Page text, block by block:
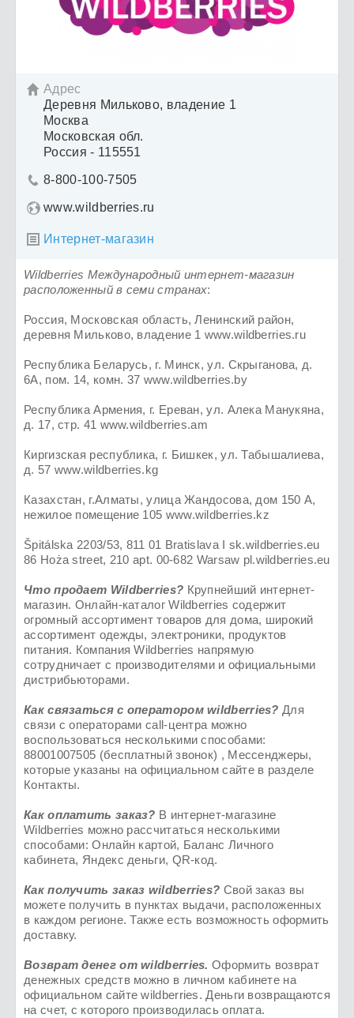
 Адрес
Деревня Мильково, владение 1
Москва
Московская обл.
Россия - 115551
 8-800-100-7505
www.wildberries.ru
 Интернет-магазин
Wildberries Международный интернет-магазин
расположенный в семи странах:
Россия, Московская область, Ленинский район,
деревня Мильково, владение 1 www.wildberries.ru
Республика Беларусь, г. Минск, ул. Скрыганова, д.
6А, пом. 14, комн. 37 www.wildberries.by
Республика Армения, г. Ереван, ул. Алека Манукяна,
д. 17, стр. 41 www.wildberries.am
Киргизская республика, г. Бишкек, ул. Табышалиева,
д. 57 www.wildberries.kg
Казахстан, г.Алматы, улица Жандосова, дом 150 А,
нежилое помещение 105 www.wildberries.kz
Špitálska 2203/53, 811 01 Bratislava I sk.wildberries.eu
86 Hoża street, 210 apt. 00-682 Warsaw pl.wildberries.eu
Что продает Wildberries? Крупнейший интернет-
магазин. Онлайн-каталог Wildberries содержит
огромный ассортимент товаров для дома, широкий
ассортимент одежды, электроники, продуктов
питания. Компания Wildberries напрямую
сотрудничает с производителями и официальными
дистрибьюторами.
Как связаться с оператором wildberries? Для
связи с операторами call-центра можно
воспользоваться несколькими способами:
88001007505 (бесплатный звонок) , Мессенджеры,
которые указаны на официальном сайте в разделе
Контакты.
Как оплатить заказ? В интернет-магазине
Wildberries можно рассчитаться несколькими
способами: Онлайн картой, Баланс Личного
кабинета, Яндекс деньги, QR-код.
Как получить заказ wildberries? Свой заказ вы
можете получить в пунктах выдачи, расположенных
в каждом регионе. Также есть возможность оформить
доставку.
Возврат денег отwildberries. Оформить возврат
денежных средств можно в личном кабинете на
официальном сайте wildberries. Деньги возвращаются
на счет, с которого производилась оплата.